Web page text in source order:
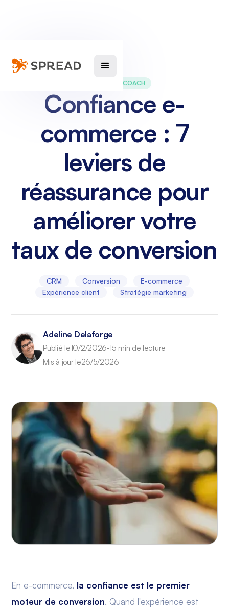
MARKETING COACH
Confiance e-
commerce : 7
leviers de
réassurance pour
améliorer votre
taux de conversion
CRM Conversion
E-commerce
Expérience client
Stratégie marketing
Adeline Delaforge
Publié le10/2/2026•15 min de lecture
Mis à jour le26/5/2026
En e-commerce, la confiance est le premier
moteur de conversion. Quand l'expérience est